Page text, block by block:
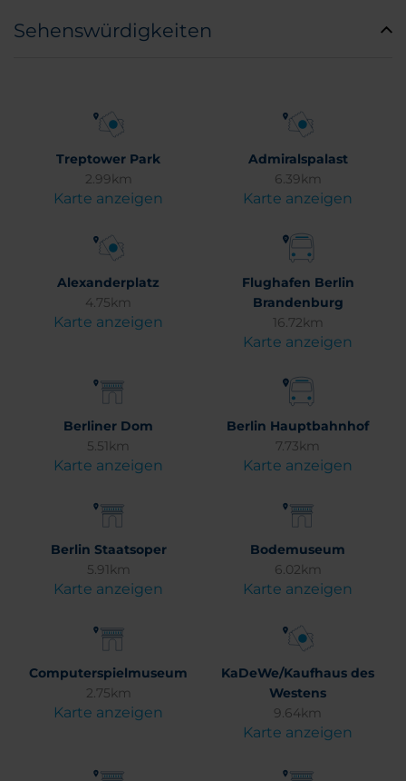
Sehenswürdigkeiten
Treptower Park
2.99km
Karte anzeigen
Admiralspalast
6.39km
Karte anzeigen
Alexanderplatz
4.75km
Karte anzeigen
Flughafen Berlin
Brandenburg
16.72km
Karte anzeigen
Berliner Dom
5.51km
Karte anzeigen
Berlin Hauptbahnhof
7.73km
Karte anzeigen
Berlin Staatsoper
5.91km
Karte anzeigen
Bodemuseum
6.02km
Karte anzeigen
Computerspielmuseum
2.75km
Karte anzeigen
KaDeWe/Kaufhaus des
Westens
9.64km
Karte anzeigen